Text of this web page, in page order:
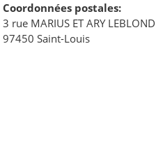
Coordonnées postales:
3 rue MARIUS ET ARY LEBLOND
97450 Saint-Louis